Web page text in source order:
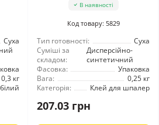
Суха
0,3 кг
білий
В наявності
Код товару: 5829
Тип готовності:
Суха
Суміші за
складом:
Дисперсійно-
синтетичний
Фасовка:
Упаковка
Вага:
0,25 кг
Категорія:
Клей для шпалер
207.03 грн